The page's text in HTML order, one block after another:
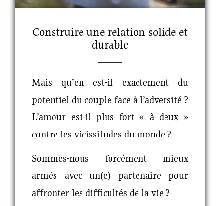
Construire une relation solide et
durable
Mais qu’en est-il exactement du
potentiel du couple face à l’adversité ?
L’amour est-il plus fort « à deux »
contre les vicissitudes du monde ?
Sommes-nous forcément mieux
armés avec un(e) partenaire pour
affronter les difficultés de la vie ?